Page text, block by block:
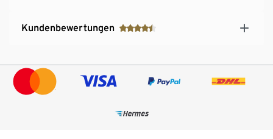
Kundenbewertungen